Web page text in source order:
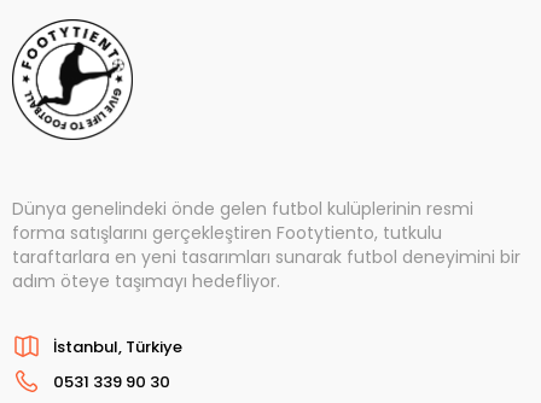
Dünya genelindeki önde gelen futbol kulüplerinin resmi
forma satışlarını gerçekleştiren Footytiento, tutkulu
taraftarlara en yeni tasarımları sunarak futbol deneyimini bir
adım öteye taşımayı hedefliyor.
İstanbul, Türkiye
0531 339 90 30